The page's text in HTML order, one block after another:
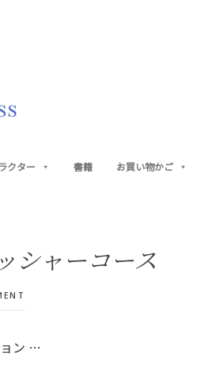
クター 書籍 お買い物かご
シャーコース
ン …